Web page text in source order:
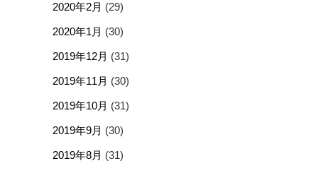
2020年2月 (29)
2020年1月 (30)
2019年12月 (31)
2019年11月 (30)
2019年10月 (31)
2019年9月 (30)
2019年8月 (31)